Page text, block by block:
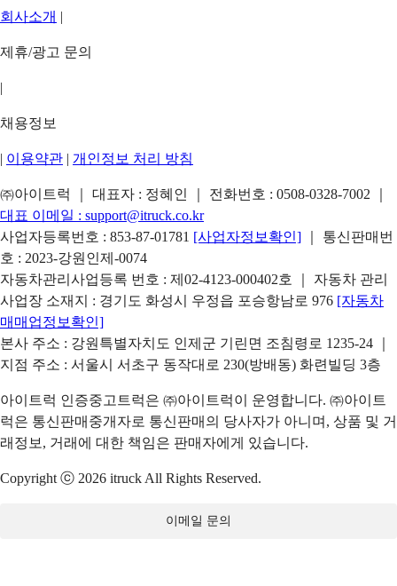
회사소개 |
제휴/광고 문의
|
채용정보
| 이용약관 | 개인정보 처리 방침
㈜아이트럭 ｜ 대표자 : 정혜인 ｜ 전화번호 : 0508-0328-7002
대표 이메일 : support@itruck.co.kr
사업자등록번호 : 853-87-01781 [사업자정보확인]
｜ 통신판매번
호 : 2023-강원인제-0074
자동차관리사업등록 번호 : 제02-4123-000402호 ｜ 자동차 관리
사업장 소재지 : 경기도 화성시 우정읍 포승항남로 976 [자동차
매매업정보확인]
본사 주소 : 강원특별자치도 인제군 기린면 조침령로 1235-24 ｜
지점 주소 : 서울시 서초구 동작대로 230(방배동) 화련빌딩 3층
아이트럭 인증중고트럭은 ㈜아이트럭이 운영합니다. ㈜아이트
럭은 통신판매중개자로 통신판매의 당사자가 아니며, 상품 및 거
래정보, 거래에 대한 책임은 판매자에게 있습니다.
Copyright ⓒ 2026 itruck All Rights Reserved.
이메일 문의